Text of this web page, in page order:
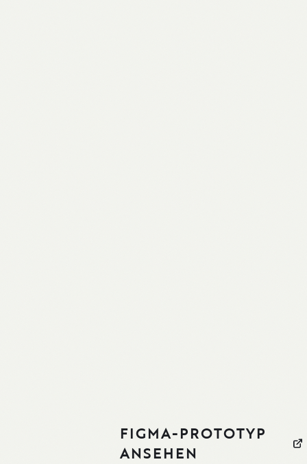
FIGMA-PROTOTYP
ANSEHEN